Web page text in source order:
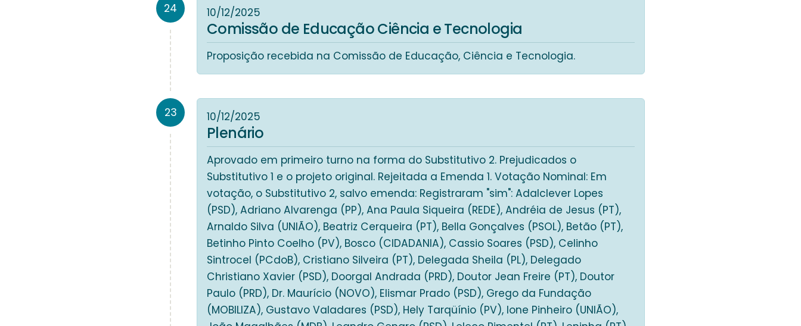
24 10/12/2025
Comissão de Educação Ciência e Tecnologia
Proposição recebida na Comissão de Educação, Ciência e Tecnologia.
23 10/12/2025
Plenário
Aprovado em primeiro turno na forma do Substitutivo 2. Prejudicados o
Substitutivo 1 e o projeto original. Rejeitada a Emenda 1. Votação Nominal: Em
votação, o Substitutivo 2, salvo emenda: Registraram "sim": Adalclever Lopes
(PSD), Adriano Alvarenga (PP), Ana Paula Siqueira (REDE), Andréia de Jesus (PT),
Arnaldo Silva (UNIÃO), Beatriz Cerqueira (PT), Bella Gonçalves (PSOL), Betão (PT),
Betinho Pinto Coelho (PV), Bosco (CIDADANIA), Cassio Soares (PSD), Celinho
Sintrocel (PCdoB), Cristiano Silveira (PT), Delegada Sheila (PL), Delegado
Christiano Xavier (PSD), Doorgal Andrada (PRD), Doutor Jean Freire (PT), Doutor
Paulo (PRD), Dr. Maurício (NOVO), Elismar Prado (PSD), Grego da Fundação
(MOBILIZA), Gustavo Valadares (PSD), Hely Tarqüínio (PV), Ione Pinheiro (UNIÃO),